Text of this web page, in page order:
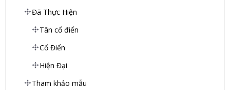
Đã Thực Hiện
Tân cổ điển
Cổ Điển
Hiện Đại
Tham khảo mẫu